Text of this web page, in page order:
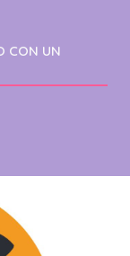
CON UN